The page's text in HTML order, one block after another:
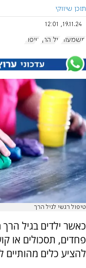
תוכן שיווקי
19.11.24, 12:01
משמעות גיל הרך טיפול
טיפול רגשי לגיל הרך
כאשר ילדים בגיל
פחדים, תסכולים או
להציע כלים מהותיים